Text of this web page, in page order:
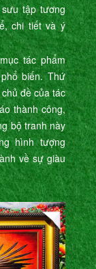
tập tương
chi tiết và ý
tác phẩm
biến. Thứ
đề của tác
thành công,
bộ tranh này
hình tượng
về sự giàu